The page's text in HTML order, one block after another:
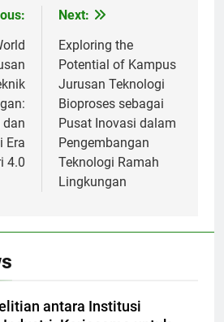
dan
Era
4.0
Next:
Exploring the
Potential of Kampus
Jurusan Teknologi
Bioproses sebagai
Pusat Inovasi dalam
Pengembangan
Teknologi Ramah
Lingkungan
antara Institusi